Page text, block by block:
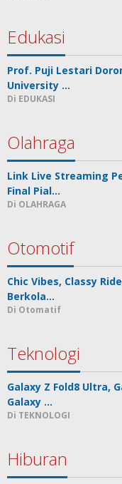
Edukasi
Prof. Puji Lestari
University …
Di EDUKASI
Olahraga
Link Live Streaming
Final Pial…
Di OLAHRAGA
Otomotif
Chic Vibes, Classy
Berkola…
Di Otomatif
Teknologi
Galaxy Z Fold8 Ultra,
Galaxy …
Di TEKNOLOGI
Hiburan